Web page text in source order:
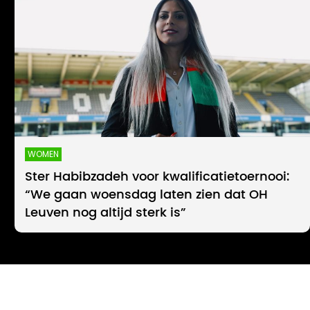
WOMEN
Ster Habibzadeh voor kwalificatietoernooi:
“We gaan woensdag laten zien dat OH
Leuven nog altijd sterk is”